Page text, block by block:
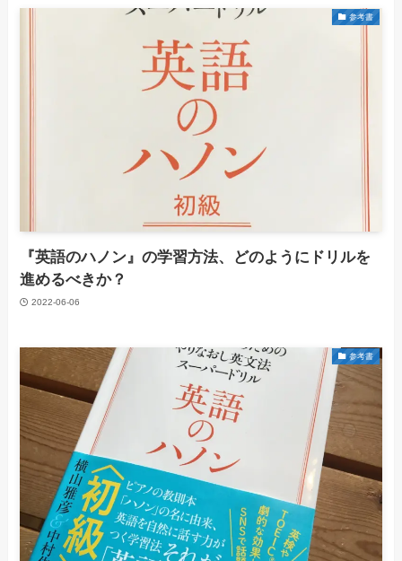
参考書
『英語のハノン』の学習方法、どのようにドリルを
進めるべきか？
2022-06-06
参考書